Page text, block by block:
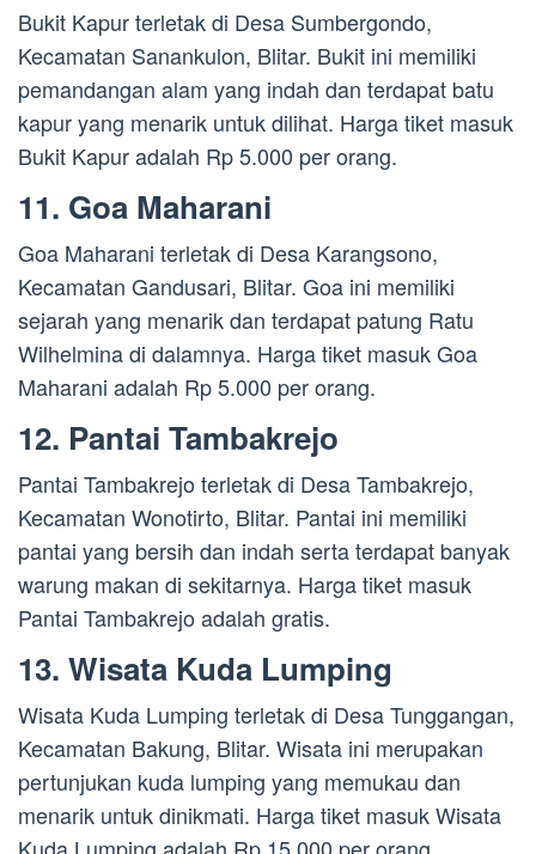
Bukit Kapur terletak di Desa Sumbergondo,
Kecamatan Sanankulon, Blitar. Bukit ini memiliki
pemandangan alam yang indah dan terdapat batu
kapur yang menarik untuk dilihat. Harga tiket masuk
Bukit Kapur adalah Rp 5.000 per orang.
11. Goa Maharani
Goa Maharani terletak di Desa Karangsono,
Kecamatan Gandusari, Blitar. Goa ini memiliki
sejarah yang menarik dan terdapat patung Ratu
Wilhelmina di dalamnya. Harga tiket masuk Goa
Maharani adalah Rp 5.000 per orang.
12. Pantai Tambakrejo
Pantai Tambakrejo terletak di Desa Tambakrejo,
Kecamatan Wonotirto, Blitar. Pantai ini memiliki
pantai yang bersih dan indah serta terdapat banyak
warung makan di sekitarnya. Harga tiket masuk
Pantai Tambakrejo adalah gratis.
13. Wisata Kuda Lumping
Wisata Kuda Lumping terletak di Desa Tunggangan,
Kecamatan Bakung, Blitar. Wisata ini merupakan
pertunjukan kuda lumping yang memukau dan
menarik untuk dinikmati. Harga tiket masuk Wisata